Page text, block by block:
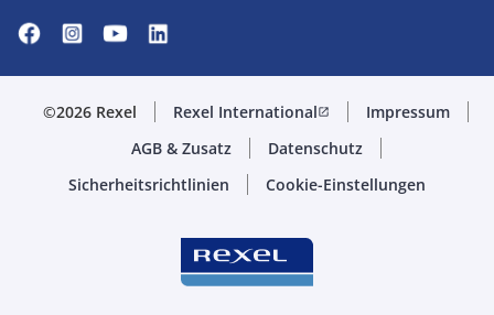
©2026 Rexel Rexel Internationalopen_in_new
Impressum
AGB & Zusatz
Datenschutz
Sicherheitsrichtlinien
Cookie-Einstellungen